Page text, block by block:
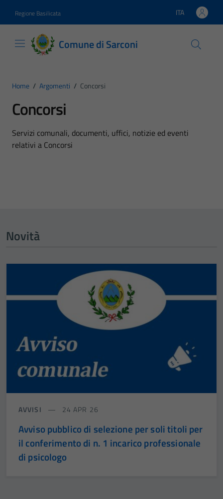
Regione Basilicata Lingua attiva:
ITA
Comune di Sarconi
Home / Argomenti / Concorsi
Concorsi
Dettagli dell'argomento
Servizi comunali, documenti, uffici, notizie ed eventi
relativi a Concorsi
Novità
AVVISI 24 APR 26
Avviso pubblico di selezione per soli titoli per
il conferimento di n. 1 incarico professionale
di psicologo